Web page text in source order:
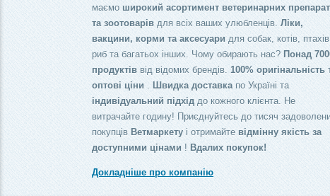
маємоширокий асортимент ветеринарних
та зоотоварів для всіх ваших улюбленців.Ліки,
вакцини, корми та аксесуаридля собак, котів,
риб та багатьох інших. Чому обирають нас? Понад
продуктів від відомих брендів.100% оригінальність
оптові ціни. Швидка доставкапо Україні та
індивідуальний підхід до кожного клієнта. Не
витрачайте годину! Приєднуйтесь до тисяч
покупців Ветмаркетуі отримайте відмінну якість за
доступними цінами ! Вдалих покупок!
Докладніше про компанію